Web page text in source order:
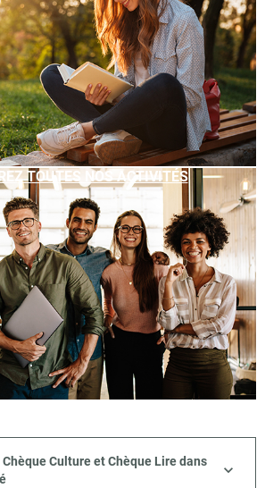
TOUTES NOS ACTIVITÉS
Culture et Chèque Lire dans